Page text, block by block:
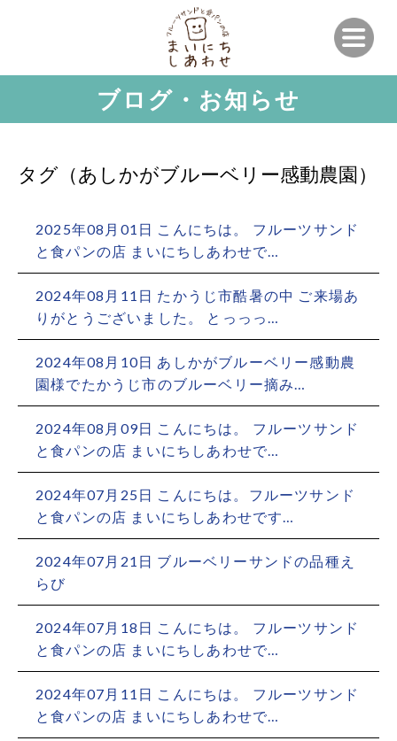
ブログ・お知らせ
タグ（あしかがブルーベリー感動農園）
2025年08月01日 こんにちは。 フルーツサンド
と食パンの店 まいにちしあわせで…
2024年08月11日 たかうじ市酷暑の中 ご来場あ
りがとうございました。 とっっっ…
2024年08月10日 あしかがブルーベリー感動農
園様でたかうじ市のブルーベリー摘み…
2024年08月09日 こんにちは。 フルーツサンド
と食パンの店 まいにちしあわせで…
2024年07月25日 こんにちは。フルーツサンド
と食パンの店 まいにちしあわせです…
2024年07月21日 ブルーベリーサンドの品種え
らび
2024年07月18日 こんにちは。 フルーツサンド
と食パンの店 まいにちしあわせで…
2024年07月11日 こんにちは。 フルーツサンド
と食パンの店 まいにちしあわせで…